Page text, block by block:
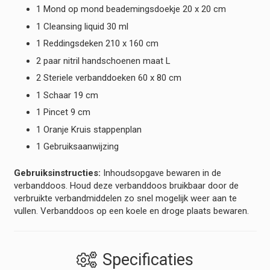
1 Mond op mond beademingsdoekje 20 x 20 cm
1 Cleansing liquid 30 ml
1 Reddingsdeken 210 x 160 cm
2 paar nitril handschoenen maat L
2 Steriele verbanddoeken 60 x 80 cm
1 Schaar 19 cm
1 Pincet 9 cm
1 Oranje Kruis stappenplan
1 Gebruiksaanwijzing
Gebruiksinstructies: Inhoudsopgave bewaren in de
verbanddoos. Houd deze verbanddoos bruikbaar door de
verbruikte verbandmiddelen zo snel mogelijk weer aan te
vullen. Verbanddoos op een koele en droge plaats bewaren.
Specificaties